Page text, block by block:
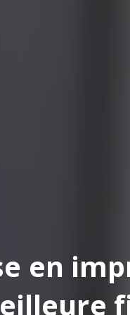
finition